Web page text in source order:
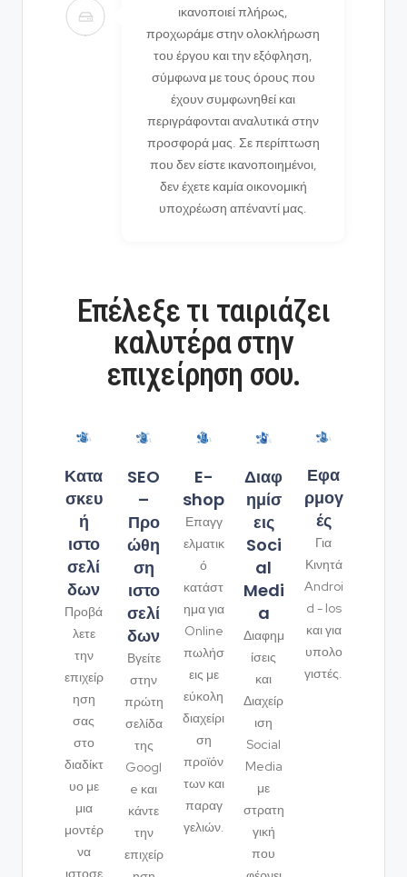
ικανοποιεί πλήρως,
προχωράμε στην ολοκλήρωση
του έργου και την εξόφληση,
σύμφωνα με τους όρους που
έχουν συμφωνηθεί και
περιγράφονται αναλυτικά στην
προσφορά μας. Σε περίπτωση
που δεν είστε ικανοποιημένοι,
δεν έχετε καμία οικονομική
υποχρέωση απέναντί μας.
Επέλεξε τι ταιριάζει
καλυτέρα στην
επιχείρηση σου.
Κατα
σκευ
ή
ιστο
σελί
δων
Προβά
λετε
την
επιχείρ
ηση
σας
στο
διαδίκτ
υο με
μια
μοντέρ
να
ιστοσε
SEO
–
Προ
ώθη
ση
ιστο
σελί
δων
Βγείτε
στην
πρώτη
σελίδα
της
Googl
e και
κάντε
την
επιχείρ
E-
shop
Επαγγ
ελματικ
ό
κατάστ
ημα για
Online
πωλήσ
εις με
εύκολη
διαχείρι
ση
προϊόν
των και
παραγ
γελιών.
Διαφ
ημίσ
εις
Soci
al
Medi
a
Διαφημ
ίσεις
και
Διαχείρ
ιση
Social
Media
με
στρατη
γική
που
Εφα
ρμογ
ές
Για
Κινητά
Androi
d - Ios
και για
υπολο
γιστές.